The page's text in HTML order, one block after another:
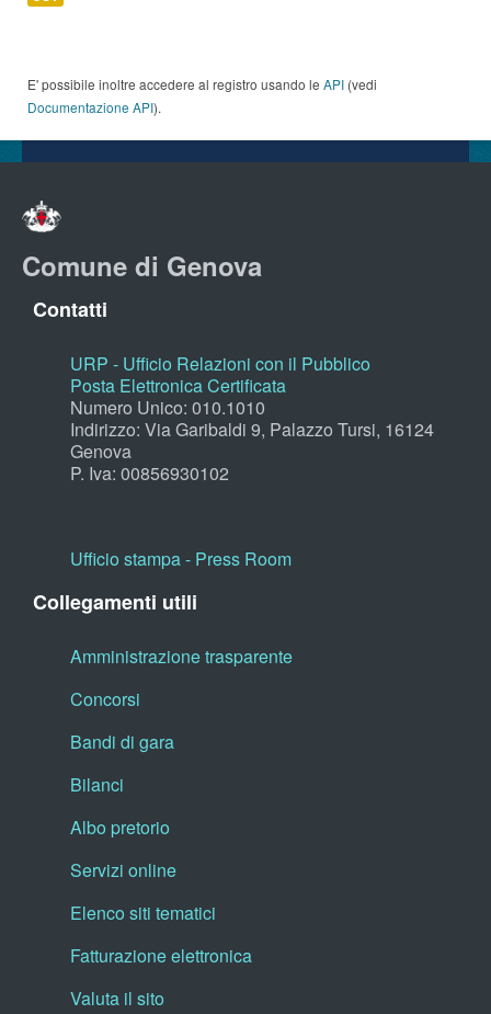
E' possibile inoltre accedere al registro usando le API (vedi
Documentazione API).
Comune di Genova
Contatti
URP - Ufficio Relazioni con il Pubblico
Posta Elettronica Certificata
Numero Unico: 010.1010
Indirizzo: Via Garibaldi 9, Palazzo Tursi, 16124
Genova
P. Iva: 00856930102
Ufficio stampa - Press Room
Collegamenti utili
Amministrazione trasparente
Concorsi
Bandi di gara
Bilanci
Albo pretorio
Servizi online
Elenco siti tematici
Fatturazione elettronica
Valuta il sito